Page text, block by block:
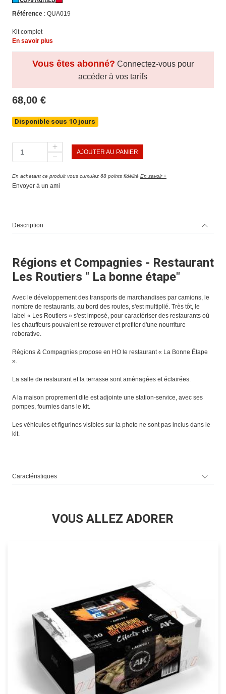
Référence: QUA019
Kit complet
En savoir plus
68,00 €
Disponible sous 10 jours
Vous êtes abonné? Connectez-vous pour
accéder à vos tarifs
AJOUTER AU PANIER
En achetant ce produit vous cumulez 68 points fidélité En savoir +
Envoyer à un ami
Description
Régions et Compagnies - Restaurant
Les Routiers " La bonne étape"
Avec le développement des transports de marchandises par camions, le
nombre de restaurants, au bord des routes, s'est multiplié. Très tôt, le
label « Les Routiers » s'est imposé, pour caractériser des restaurants où
les chauffeurs pouvaient se retrouver et profiter d'une nourriture
roborative.
Régions & Compagnies propose en HO le restaurant « La Bonne Étape
».
La salle de restaurant et la terrasse sont aménagées et éclairées.
A la maison proprement dite est adjointe une station-service, avec ses
pompes, fournies dans le kit.
Les véhicules et figurines visibles sur la photo ne sont pas inclus dans le
kit.
Caractéristiques
VOUS ALLEZ ADORER